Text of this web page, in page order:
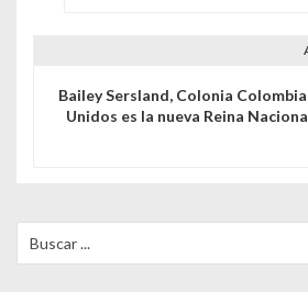
ó
n
Bailey Sersland, Colonia
Unidos es la nueva Reina
for: